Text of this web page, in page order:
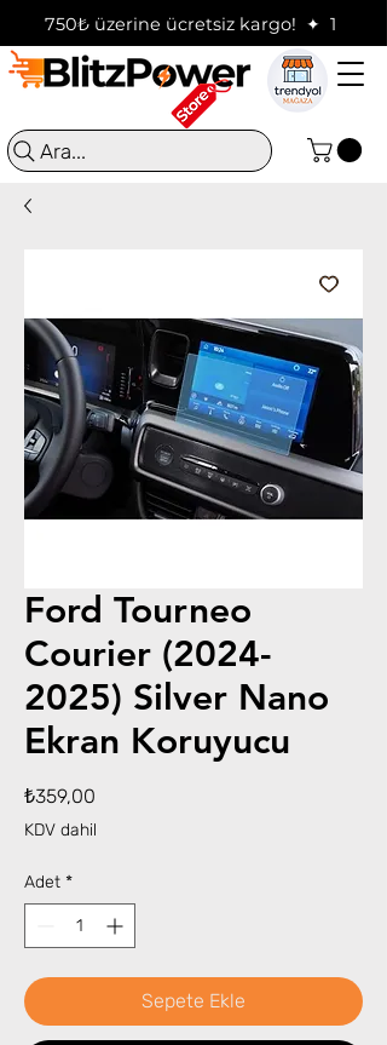
750₺ üzerine ücretsiz kargo!  ✦
Ara...
Ford Tourneo
Courier (2024-
2025) Silver Nano
Ekran Koruyucu
₺359,00
KDV dahil
Adet *
Sepete Ekle